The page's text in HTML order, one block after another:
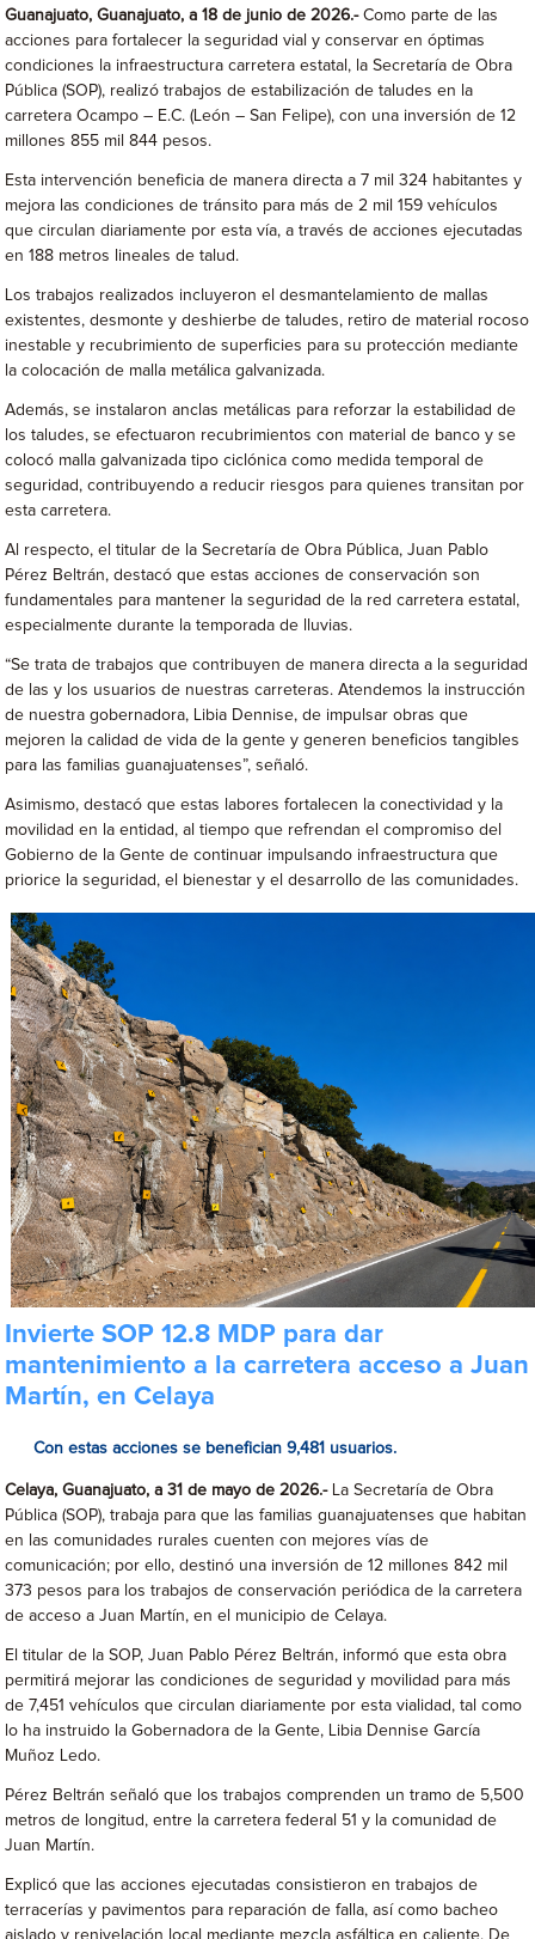
Guanajuato, Guanajuato, a 18 de junio de 2026.-Como parte de las
acciones para fortalecer la seguridad vial y conservar en óptimas
condiciones la infraestructura carretera estatal, la Secretaría de Obra
Pública (SOP), realizó trabajos de estabilización de taludes en la
carretera Ocampo – E.C. (León – San Felipe), con una inversión de 12
millones 855 mil 844 pesos.
Esta intervención beneficia de manera directa a 7 mil 324 habitantes y
mejora las condiciones de tránsito para más de 2 mil 159 vehículos
que circulan diariamente por esta vía, a través de acciones ejecutadas
en 188 metros lineales de talud.
Los trabajos realizados incluyeron el desmantelamiento de mallas
existentes, desmonte y deshierbe de taludes, retiro de material rocoso
inestable y recubrimiento de superficies para su protección mediante
la colocación de malla metálica galvanizada.
Además, se instalaron anclas metálicas para reforzar la estabilidad de
los taludes, se efectuaron recubrimientos con material de banco y se
colocó malla galvanizada tipo ciclónica como medida temporal de
seguridad, contribuyendo a reducir riesgos para quienes transitan por
esta carretera.
Al respecto, el titular de la Secretaría de Obra Pública, Juan Pablo
Pérez Beltrán, destacó que estas acciones de conservación son
fundamentales para mantener la seguridad de la red carretera estatal,
especialmente durante la temporada de lluvias.
“Se trata de trabajos que contribuyen de manera directa a la seguridad
de las y los usuarios de nuestras carreteras. Atendemos la instrucción
de nuestra gobernadora, Libia Dennise, de impulsar obras que
mejoren la calidad de vida de la gente y generen beneficios tangibles
para las familias guanajuatenses”, señaló.
Asimismo, destacó que estas labores fortalecen la conectividad y la
movilidad en la entidad, al tiempo que refrendan el compromiso del
Gobierno de la Gente de continuar impulsando infraestructura que
priorice la seguridad, el bienestar y el desarrollo de las comunidades.
Invierte SOP 12.8 MDP para dar
mantenimiento a la carretera acceso a Juan
Martín, en Celaya
Con estas acciones se benefician 9,481 usuarios.
Celaya, Guanajuato, a 31 de mayo de 2026.-La Secretaría de Obra
Pública (SOP), trabaja para que las familias guanajuatenses que habitan
en las comunidades rurales cuenten con mejores vías de
comunicación; por ello, destinó una inversión de 12 millones 842 mil
373 pesos para los trabajos de conservación periódica de la carretera
de acceso a Juan Martín, en el municipio de Celaya.
El titular de la SOP, Juan Pablo Pérez Beltrán, informó que esta obra
permitirá mejorar las condiciones de seguridad y movilidad para más
de 7,451 vehículos que circulan diariamente por esta vialidad, tal como
lo ha instruido la Gobernadora de la Gente, Libia Dennise García
Muñoz Ledo.
Pérez Beltrán señaló que los trabajos comprenden un tramo de 5,500
metros de longitud, entre la carretera federal 51 y la comunidad de
Juan Martín.
Explicó que las acciones ejecutadas consistieron en trabajos de
terracerías y pavimentos para reparación de falla, así como bacheo
aislado y renivelación local mediante mezcla asfáltica en caliente. De